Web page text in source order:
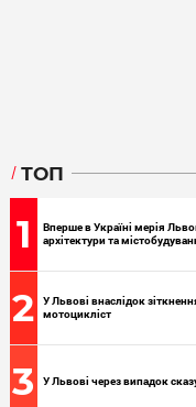
ТОП
1
Вперше в Україні мерія
архітектури та
2
У Львові внаслідок
мотоцикліст
3 У Львові через випадок